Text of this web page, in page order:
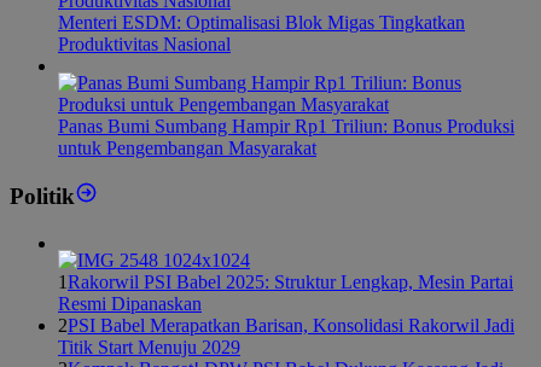
Menteri ESDM: Optimalisasi Blok Migas Tingkatkan
Produktivitas Nasional
Panas Bumi Sumbang Hampir Rp1 Triliun: Bonus Produksi
untuk Pengembangan Masyarakat
Politik
1Rakorwil PSI Babel 2025: Struktur Lengkap, Mesin Partai
Resmi Dipanaskan
2PSI Babel Merapatkan Barisan, Konsolidasi Rakorwil Jadi
Titik Start Menuju 2029